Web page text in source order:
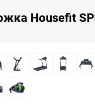
Housefit